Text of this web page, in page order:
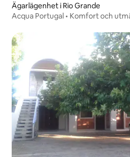
Ägarlägenhet i Rio Grande
Acqua Portugal • Komfort och